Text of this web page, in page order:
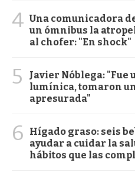
4 Una comunicadora
un ómnibus la
al chofer: "En shock"
5
Javier Nóblega: "Fue
lumínica, tomaron
apresurada"
6
Hígado graso: seis
ayudar a cuidar la
hábitos que las